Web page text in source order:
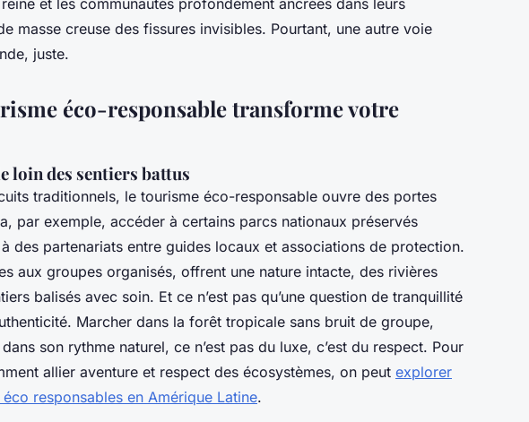
et les communautés profondément ancrées dans leurs
masse creuse des fissures invisibles. Pourtant, une autre voie
juste.
éco-responsable transforme votre
loin des sentiers battus
traditionnels, le tourisme éco-responsable ouvre des portes
par exemple, accéder à certains parcs nationaux préservés
des partenariats entre guides locaux et associations de protection.
aux groupes organisés, offrent une nature intacte, des rivières
balisés avec soin. Et ce n’est pas qu’une question de tranquillité
Marcher dans la forêt tropicale sans bruit de groupe,
son rythme naturel, ce n’est pas du luxe, c’est du respect. Pour
allier aventure et respect des écosystèmes, on peut explorer
responsables en Amérique Latine.